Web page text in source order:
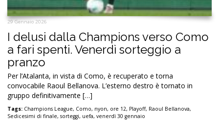
29 Gennaio 2026
I delusi dalla Champions verso Como
a fari spenti. Venerdì sorteggio a
pranzo
Per l’Atalanta, in vista di Como, è recuperato e torna
convocabile Raoul Bellanova. L’esterno destro è tornato in
gruppo definitivamente […]
Tags: Champions League, Como, nyon, ore 12, Playoff, Raoul Bellanova,
Sedicesimi di finale, sorteggi, uefa, venerdì 30 gennaio